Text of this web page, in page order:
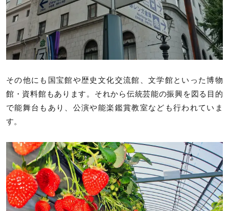
その他にも国宝館や歴史文化交流館、文学館といった博物
館・資料館もあります。それから伝統芸能の振興を図る目的
で能舞台もあり、公演や能楽鑑賞教室なども行われていま
す。